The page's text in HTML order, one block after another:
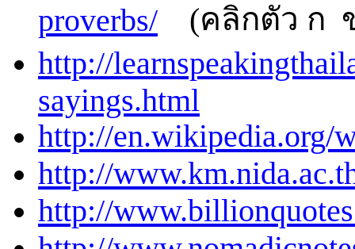
proverbs/
(คลิกตัว ก
http://
sayings.html
http://en.wikipedia.org/
http://
http://